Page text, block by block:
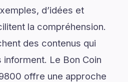
d’idées et
la compréhension.
des contenus qui
informent. Le Bon Coin
offre une approche